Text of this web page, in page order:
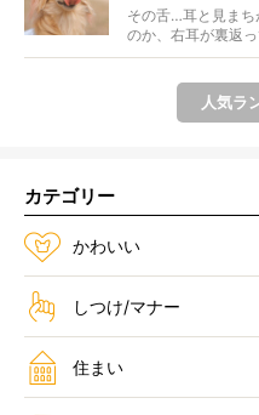
その舌…耳と見まち
のか、右耳が裏返
人気ラ
カテゴリー
かわいい
しつけ/マナー
住まい